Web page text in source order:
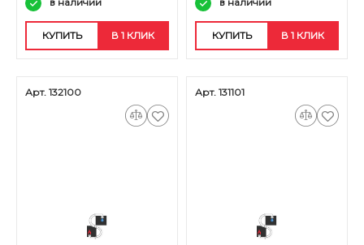
КУПИТЬ В 1 КЛИК КУПИТЬ В 1 КЛИК
Арт. 132100 Арт. 131101